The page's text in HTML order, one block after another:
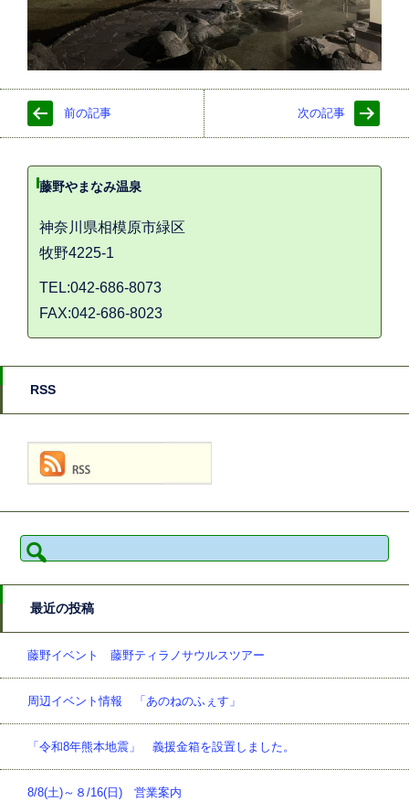
前の記事 次の記事
藤野やまなみ温泉
神奈川県相模原市緑区
牧野4225-1
TEL:042-686-8073
FAX:042-686-8023
RSS
検
索:
最近の投稿
藤野イベント 藤野ティラノサウルスツアー
周辺イベント情報 「あのねのふぇす」
「令和8年熊本地震」 義援金箱を設置しました。
8/8(土)～８/16(日) 営業案内